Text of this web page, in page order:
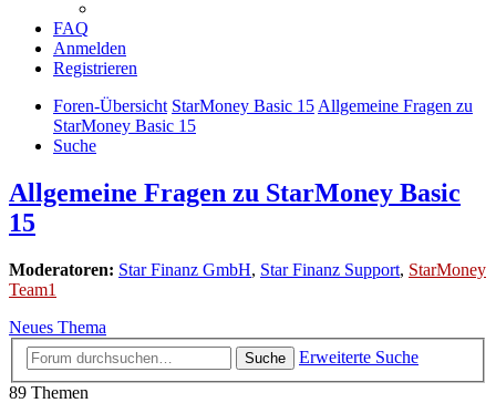
FAQ
Anmelden
Registrieren
Foren-Übersicht StarMoney Basic 15Allgemeine Fragen zu
StarMoney Basic 15
Suche
Allgemeine Fragen zu StarMoney Basic
15
Moderatoren: Star Finanz GmbH, Star Finanz Support, StarMoney
Team1
Neues Thema
Suche
Erweiterte Suche
89 Themen